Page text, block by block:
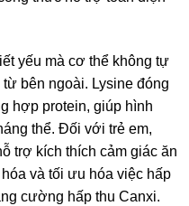
yếu mà cơ thể không tự
bên ngoài. Lysine đóng
hợp protein, giúp hình
thể. Đối với trẻ em,
trợ kích thích cảm giác ăn
và tối ưu hóa việc hấp
cường hấp thu Canxi.